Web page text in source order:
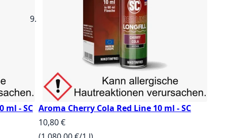
ml - SC Aroma Cherry Cola Red Line 10 ml - SC
10,80 €